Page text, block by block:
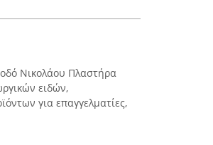
Νικολάου Πλαστήρα
ειδών,
για επαγγελματίες,